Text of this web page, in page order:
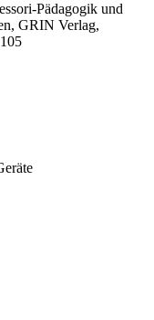
Pädagogik und
GRIN Verlag,